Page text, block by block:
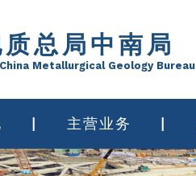
总局中南局
Metallurgical Geology Bureau
主营业务